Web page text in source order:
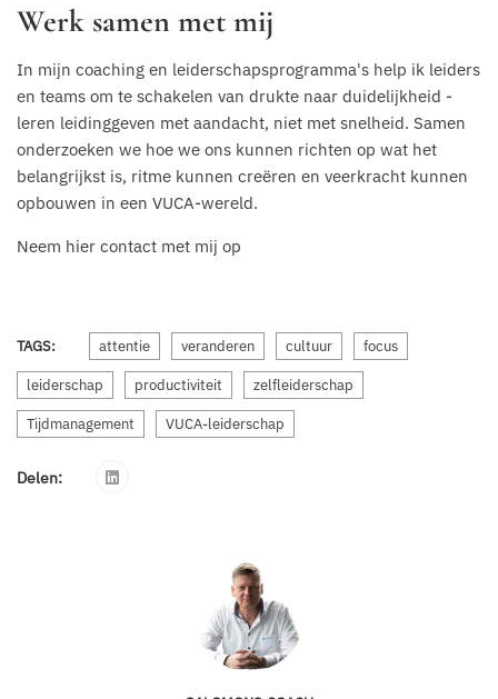
Werk samen met mij
In mijn coaching en leiderschapsprogramma's help ik leiders
en teams om te schakelen van drukte naar duidelijkheid -
leren leidinggeven met aandacht, niet met snelheid. Samen
onderzoeken we hoe we ons kunnen richten op wat het
belangrijkst is, ritme kunnen creëren en veerkracht kunnen
opbouwen in een VUCA-wereld.
Neem hier contact met mij op
TAGS: attentie veranderen cultuur focus
leiderschap productiviteit zelfleiderschap
Tijdmanagement VUCA-leiderschap
Delen: